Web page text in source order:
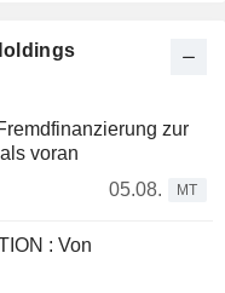
zur
voran
05.08.
MT
: Von